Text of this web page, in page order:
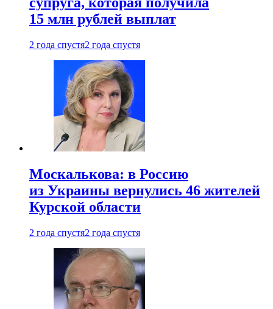
15 млн рублей выплат
2 года спустя2 года спустя
Москалькова: в Россию
из Украины вернулись 46 жителей
Курской области
2 года спустя2 года спустя